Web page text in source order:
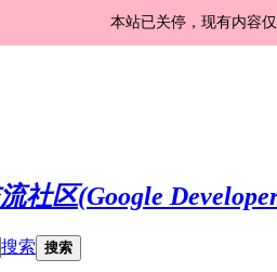
本站已关停，现有内容
搜索 搜索